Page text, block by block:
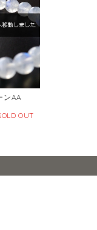
ンAA
OUT